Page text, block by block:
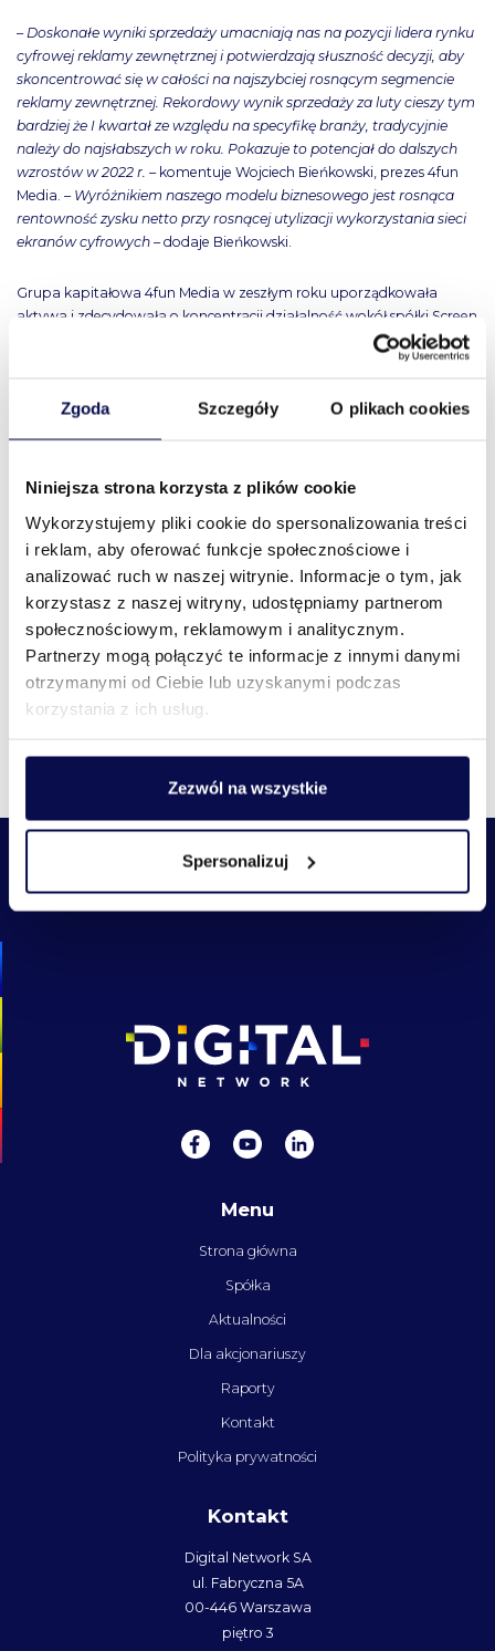
Zgoda Szczegóły O plikach cookies
Niniejsza strona korzysta z plików cookie
Wykorzystujemy pliki cookie do spersonalizowania treści
i reklam, aby oferować funkcje społecznościowe i
analizować ruch w naszej witrynie. Informacje o tym, jak
korzystasz z naszej witryny, udostępniamy partnerom
społecznościowym, reklamowym i analitycznym.
Partnerzy mogą połączyć te informacje z innymi danymi
otrzymanymi od Ciebie lub uzyskanymi podczas
korzystania z ich usług.
Zezwól na wszystkie
Spersonalizuj
–Doskonałe wyniki sprzedaży umacniają nas na pozycji lidera rynku
cyfrowej reklamy zewnętrznej i potwierdzają słuszność decyzji, aby
skoncentrować się w całości na najszybciej rosnącym segmencie
reklamy zewnętrznej. Rekordowy wynik sprzedaży za luty cieszy tym
bardziej że I kwartał ze względu na specyfikę branży, tradycyjnie
należy do najsłabszych w roku. Pokazuje to potencjał do dalszych
wzrostów w 2022 r. – komentuje Wojciech Bieńkowski, prezes 4fun
Media. – Wyróżnikiem naszego modelu biznesowego jest rosnąca
rentowność zysku netto przy rosnącej utylizacji wykorzystania sieci
ekranów cyfrowych – dodaje Bieńkowski.
Grupa kapitałowa 4fun Media w zeszłym roku uporządkowała
aktywa i zdecydowała o koncentracji działalność wokół spółki Screen
Networ SA — lidera cyfrowej reklamy zewnętrznej w Polsce. Cyfrowa
reklama zewnętrzna jest nowoczesnym wydaniem reklamy
nośników typu bilbord. 4fun Media poprzez swoją spółkę zależną
przekazem reklamowym do 6,2 mln konsumentów.
Udział reklamy cyfrowej w reklamie zewnętrznej w Polsce wynosi
15% i według naszych szacunków ulegnie podwojeniu w ciągu
najbliższych 5 lat. Ponadto, rynek cyfrowej reklamy zewnętrznej
rośnie podwójnie – rośnie zarówno wartość rynku całej reklamy
zewnętrznej, a dodatkowo rozpędza go transformacja z
tradycyjnych bilbordów do nowoczesnych ekranów LED. Jako lider
segmentu cyfrowego w Polsce będziemy głównym beneficjentem
tej transformacji – zaznacza Wojciech Bieńkowski, prezes 4fun
Media.
Wszystkie aktualności
Menu
Strona główna
Spółka
Aktualności
Dla akcjonariuszy
Raporty
Kontakt
Polityka prywatności
Kontakt
Digital Network SA
ul. Fabryczna 5A
00-446 Warszawa
piętro 3